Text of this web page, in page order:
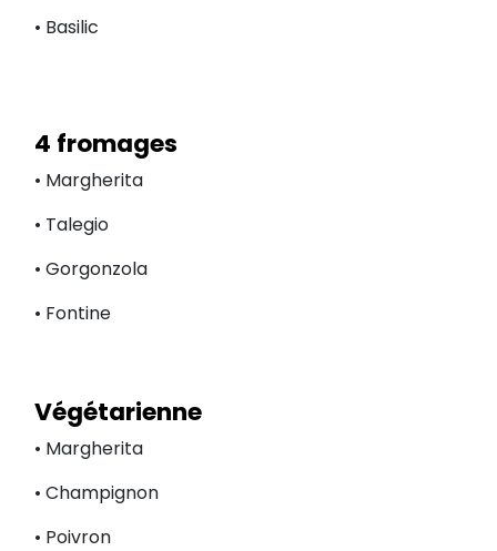
• Basilic
4 fromages
• Margherita
• Talegio
• Gorgonzola
• Fontine
Végétarienne
• Margherita
• Champignon
• Poivron